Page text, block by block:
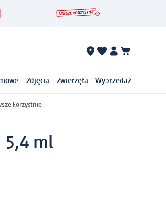
Zdjęcia Zwierzęta Wyprzedaż
korzystnie
5,4 ml